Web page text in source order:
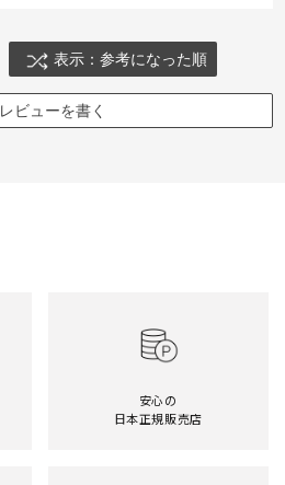
表示：参考になった順
レビューを書く
安心の
日本正規販売店